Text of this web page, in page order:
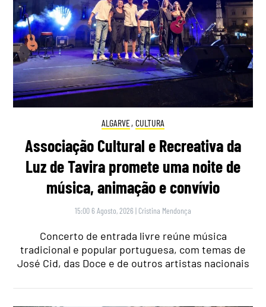
ALGARVE, CULTURA
Associação Cultural e Recreativa da
Luz de Tavira promete uma noite de
música, animação e convívio
15:00 6 Agosto, 2026 | Cristina Mendonça
Concerto de entrada livre reúne música
tradicional e popular portuguesa, com temas de
José Cid, das Doce e de outros artistas nacionais